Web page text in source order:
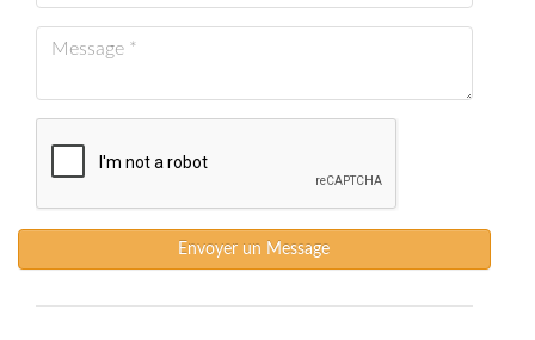
Envoyer un Message